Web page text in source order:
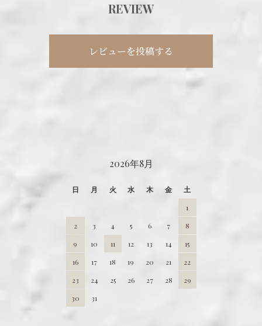
REVIEW
レビューを投稿する
2026年8月
日 月 火 水 木 金
土
1
2
3 4 5 6 7
8
9
10 11 12 13 14
15
16
17 18 19 20 21
22
23
24 25 26 27 28
29
30
31